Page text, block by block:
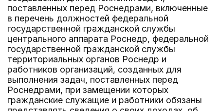
поставленных перед Роснедрами, включенные
в перечень должностей федеральной
государственной гражданской службы
центрального аппарата Роснедр, федеральной
государственной гражданской службы
территориальных органов Роснедр и
работников организаций, созданных для
выполнения задач, поставленных перед
Роснедрами, при замещении которых
гражданские служащие и работники обязаны